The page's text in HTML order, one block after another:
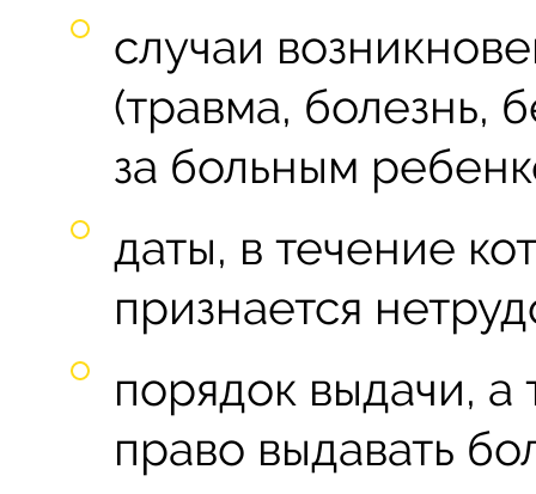
случаи
(травма, болезнь,
за больным
даты, в течение
признается
порядок выдачи,
право выдавать